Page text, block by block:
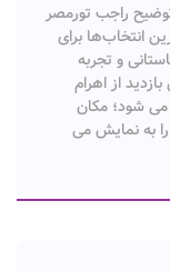
راجب تورمصر
انتخاب‌ها برای
و تجربه
از اهرام
می‌ شود؛ مکان
به نمایش می‌